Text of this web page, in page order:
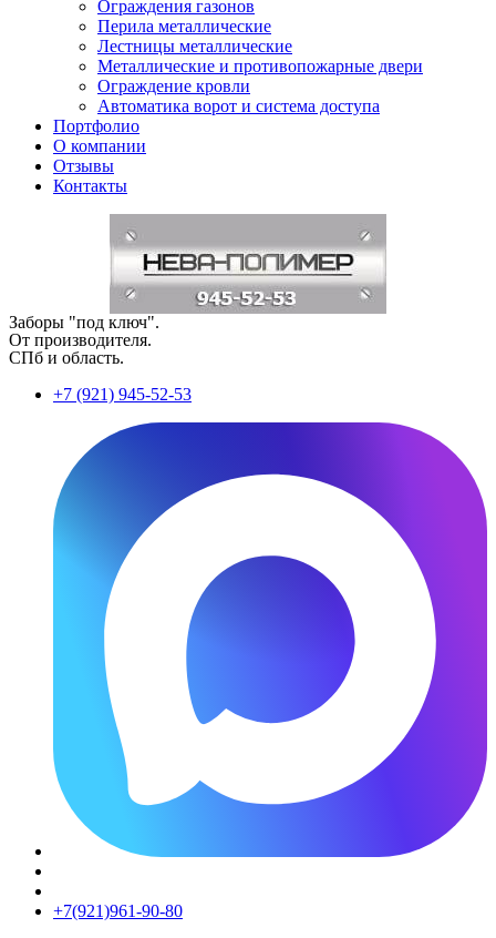
Ограждения газонов
Перила металлические
Лестницы металлические
Металлические и противопожарные двери
Ограждение кровли
Автоматика ворот и система доступа
Портфолио
О компании
Отзывы
Контакты
Заборы "под ключ".
От производителя.
СПб и область.
+7 (921) 945-52-53
+7(921)961-90-80​